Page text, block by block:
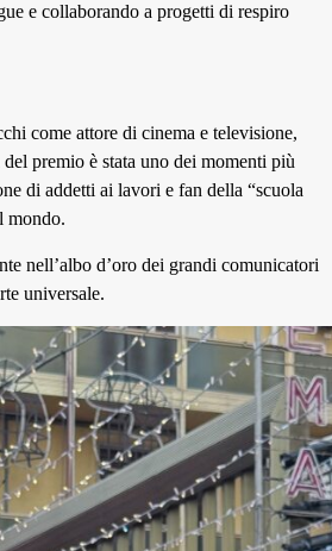
e collaborando a progetti di respiro
come attore di cinema e televisione,
premio è stata uno dei momenti più
di addetti ai lavori e fan della “scuola
mondo.
nell’albo d’oro dei grandi comunicatori
universale.